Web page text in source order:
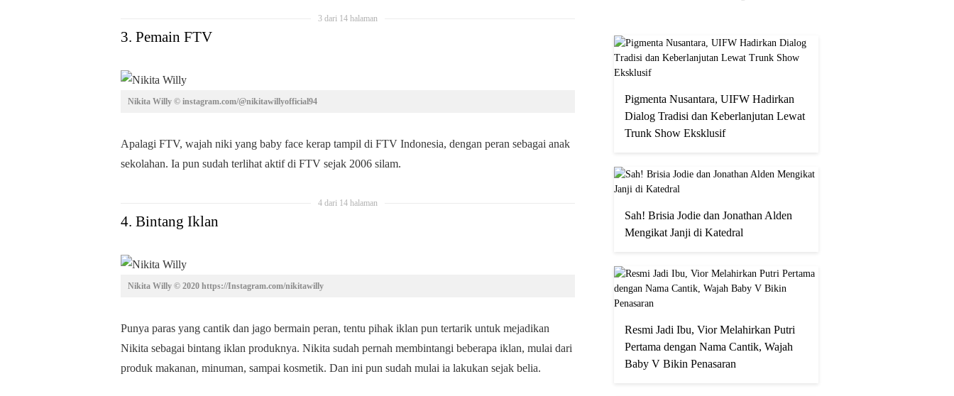
3 dari 14 halaman
3. Pemain FTV
Nikita Willy © instagram.com/@nikitawillyofficial94
Apalagi FTV, wajah niki yang baby face kerap tampil di FTV Indonesia, dengan peran sebagai anak
sekolahan. Ia pun sudah terlihat aktif di FTV sejak 2006 silam.
4 dari 14 halaman
4. Bintang Iklan
Nikita Willy © 2020 https://Instagram.com/nikitawilly
Punya paras yang cantik dan jago bermain peran, tentu pihak iklan pun tertarik untuk mejadikan
Nikita sebagai bintang iklan produknya. Nikita sudah pernah membintangi beberapa iklan, mulai dari
produk makanan, minuman, sampai kosmetik. Dan ini pun sudah mulai ia lakukan sejak belia.
Pigmenta Nusantara, UIFW Hadirkan
Dialog Tradisi dan Keberlanjutan Lewat
Trunk Show Eksklusif
Sah! Brisia Jodie dan Jonathan Alden
Mengikat Janji di Katedral
Resmi Jadi Ibu, Vior Melahirkan Putri
Pertama dengan Nama Cantik, Wajah
Baby V Bikin Penasaran